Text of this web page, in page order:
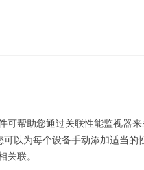
可帮助您通过关联性能监视器
以为每个设备手动添加适当的
关联。